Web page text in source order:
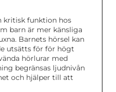
kritisk funktion hos
barn är mer känsliga
Barnets hörsel kan
utsätts för för högt
hörlurar med
begränsas ljudnivån
och hjälper till att